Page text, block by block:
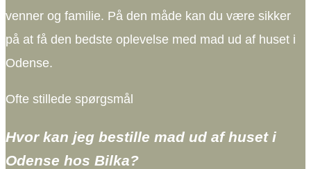
venner og familie. På den måde kan du være sikker
på at få den bedste oplevelse med mad ud af huset i
Odense.
Ofte stillede spørgsmål
Hvor kan jeg bestille mad ud af huset i
Odense hos Bilka?